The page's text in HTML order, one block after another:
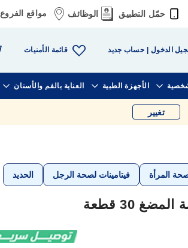
حمّل التطبيق الوظائف مواقع الفروع
الدخول حساب جديد قائمة الأمنيات
الأجهزة الطبية العناية بالفم والأسنان
تغيير
المرأة فيتامينات لصحة الرجل الحديد
30 قطعة